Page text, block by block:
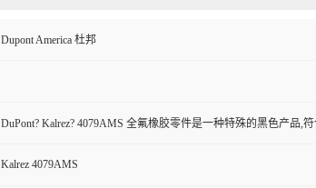
Dupont America 杜邦
DuPont? Kalrez? 4079AMS 全氟橡胶零件是一种特殊的黑色产品,
Kalrez 4079AMS